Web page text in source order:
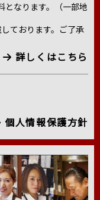
となります。（一部地
ております。ご了承
詳しくはこちら
個人情報保護方針